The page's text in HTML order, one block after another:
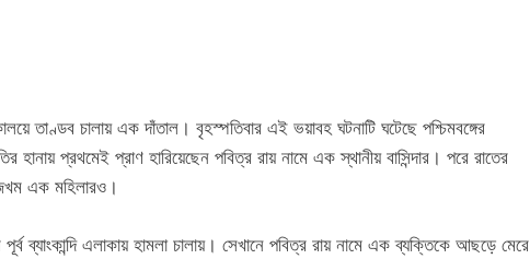
তাণ্ডব চালায় এক দাঁতাল। বৃহস্পতিবার এই ভয়াবহ ঘটনাটি ঘটেছে পশ্চিমবঙ্গের
হানায় প্রথমেই প্রাণ হারিয়েছেন পবিত্র রায় নামে এক স্থানীয় বাসিন্দার। পরে রাতের
এক মহিলারও।
ব্যাংকান্দি এলাকায় হামলা চালায়। সেখানে পবিত্র রায় নামে এক ব্যক্তিকে আছড়ে মেরে